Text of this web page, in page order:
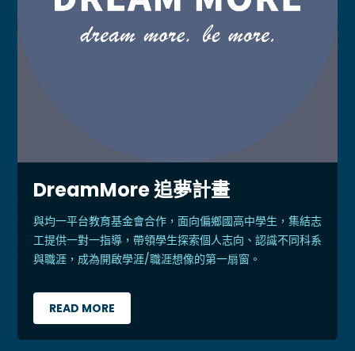
DreamMore 追夢計畫
與均一平台教育基金會合作，面向偏鄉國高中學生，集結志
工提供一對一指導，帶領學生探索個人志向、認識不同科系
與職涯，成為開啟學涯/職涯想像的第一扇窗。
READ MORE